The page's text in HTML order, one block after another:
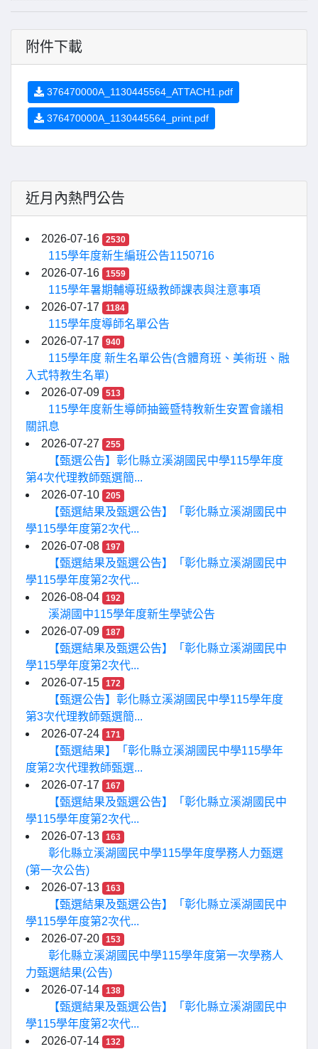
附件下載
376470000A_1130445564_ATTACH1.pdf
376470000A_1130445564_print.pdf
近月內熱門公告
2026-07-16 2530
115學年度新生編班公告1150716
2026-07-16
1559
115學年暑期輔導班級教師課表與注意事項
2026-07-17
1184
115學年度導師名單公告
2026-07-17
940
115學年度 新生名單公告(含體育班、美術班、融
入式特教生名單)
2026-07-09
513
115學年度新生導師抽籤暨特教新生安置會議相
關訊息
2026-07-27
255
【甄選公告】彰化縣立溪湖國民中學115學年度
第4次代理教師甄選簡...
2026-07-10
205
【甄選結果及甄選公告】「彰化縣立溪湖國民中
學115學年度第2次代...
2026-07-08
197
【甄選結果及甄選公告】「彰化縣立溪湖國民中
學115學年度第2次代...
2026-08-04
192
溪湖國中115學年度新生學號公告
2026-07-09
187
【甄選結果及甄選公告】「彰化縣立溪湖國民中
學115學年度第2次代...
2026-07-15
172
【甄選公告】彰化縣立溪湖國民中學115學年度
第3次代理教師甄選簡...
2026-07-24
171
【甄選結果】「彰化縣立溪湖國民中學115學年
度第2次代理教師甄選...
2026-07-17
167
【甄選結果及甄選公告】「彰化縣立溪湖國民中
學115學年度第2次代...
2026-07-13
163
彰化縣立溪湖國民中學115學年度學務人力甄選
(第一次公告)
2026-07-13
163
【甄選結果及甄選公告】「彰化縣立溪湖國民中
學115學年度第2次代...
2026-07-20
153
彰化縣立溪湖國民中學115學年度第一次學務人
力甄選結果(公告)
2026-07-14
138
【甄選結果及甄選公告】「彰化縣立溪湖國民中
學115學年度第2次代...
2026-07-14
132